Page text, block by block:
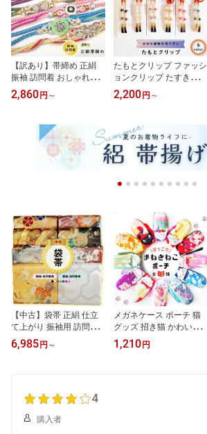
【訳あり】帯締め 正絹
振袖 訪問着 おしゃれ着
成人式 結婚式 オレンジ
ピンク 紫 青 緑 黄色 ベー
華 花 アウトレット 掘り
出し 安い 着付け練習 メ
ール便送料無料
2,860 円 ～
たもとクリップ ファッシ
ョンクリップ たすきクリ
ップ 袖留め 袂クリップ
袂止め 着物クリップ 美
ップ パール おしゃれ 白
黒 赤 紫 緑 オレンジ 和装
小物 メール便送料無料
2,200 円 ～
【中古】袋帯 正絹 仕立
て上がり 振袖用 訪問着
留袖 成人式 七五三 お宮
参り 結婚式 ゴールド シ
ク材料 着付け練習 練習
6,985 円 ～
メガネケース ポーチ 猫
グッズ 招き猫 かわいい
ねこ 猫雑貨 ペンケース
眼鏡入れ 可愛い ソフト
1,210 円
4
購入者